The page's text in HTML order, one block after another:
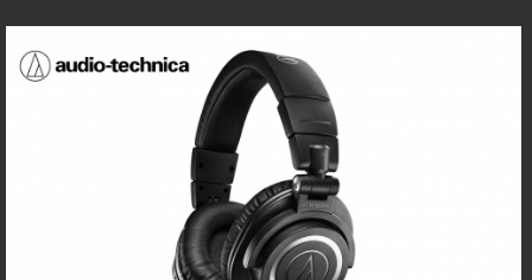
視聽室預約
您
在